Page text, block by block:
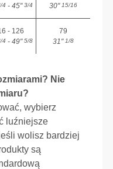
4 - 45"3/4
30"15/16
- 126
4 - 49"5/8
79
31"1/8
Nie
wybierz
luźniejsze
wolisz bardziej
są